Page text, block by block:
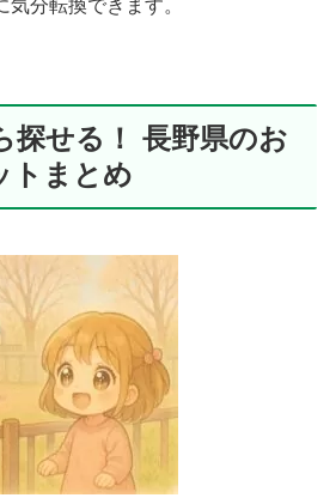
分転換できます。
探せる！ 長野県のお
トまとめ